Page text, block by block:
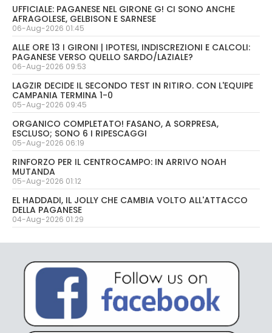
UFFICIALE: PAGANESE NEL GIRONE G! CI SONO ANCHE
AFRAGOLESE, GELBISON E SARNESE
06-Aug-2026 01:45
ALLE ORE 13 I GIRONI | IPOTESI, INDISCREZIONI E CALCOLI:
PAGANESE VERSO QUELLO SARDO/LAZIALE?
06-Aug-2026 09:53
LAGZIR DECIDE IL SECONDO TEST IN RITIRO. CON L'EQUIPE
CAMPANIA TERMINA 1-0
05-Aug-2026 09:45
ORGANICO COMPLETATO! FASANO, A SORPRESA,
ESCLUSO; SONO 6 I RIPESCAGGI
05-Aug-2026 06:19
RINFORZO PER IL CENTROCAMPO: IN ARRIVO NOAH
MUTANDA
05-Aug-2026 01:12
EL HADDADI, IL JOLLY CHE CAMBIA VOLTO ALL'ATTACCO
DELLA PAGANESE
04-Aug-2026 01:29